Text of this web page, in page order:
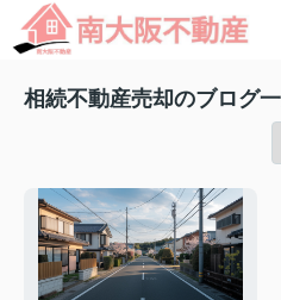
相続不動産売却のブログ